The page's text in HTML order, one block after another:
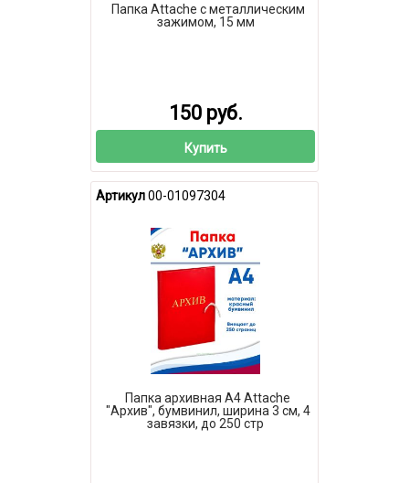
Папка Attache с металлическим
зажимом, 15 мм
150 руб.
Купить
Артикул00-01097304
Папка архивная А4 Attache
"Архив", бумвинил, ширина 3 см, 4
завязки, до 250 стр